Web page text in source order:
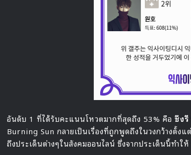
อันดับ 1 ที่ได้รับคะแนนโหวตมากที่สุดถึง 53% คือ ซึงรี
Burning Sun กลายเป็นเรื่องที่ถูกพูดถึงในวงกว้างตั้ง
ถึงประเด็นต่างๆในสังคมออนไลน์ ซึ่งจากประเด็นนี้ทำใ